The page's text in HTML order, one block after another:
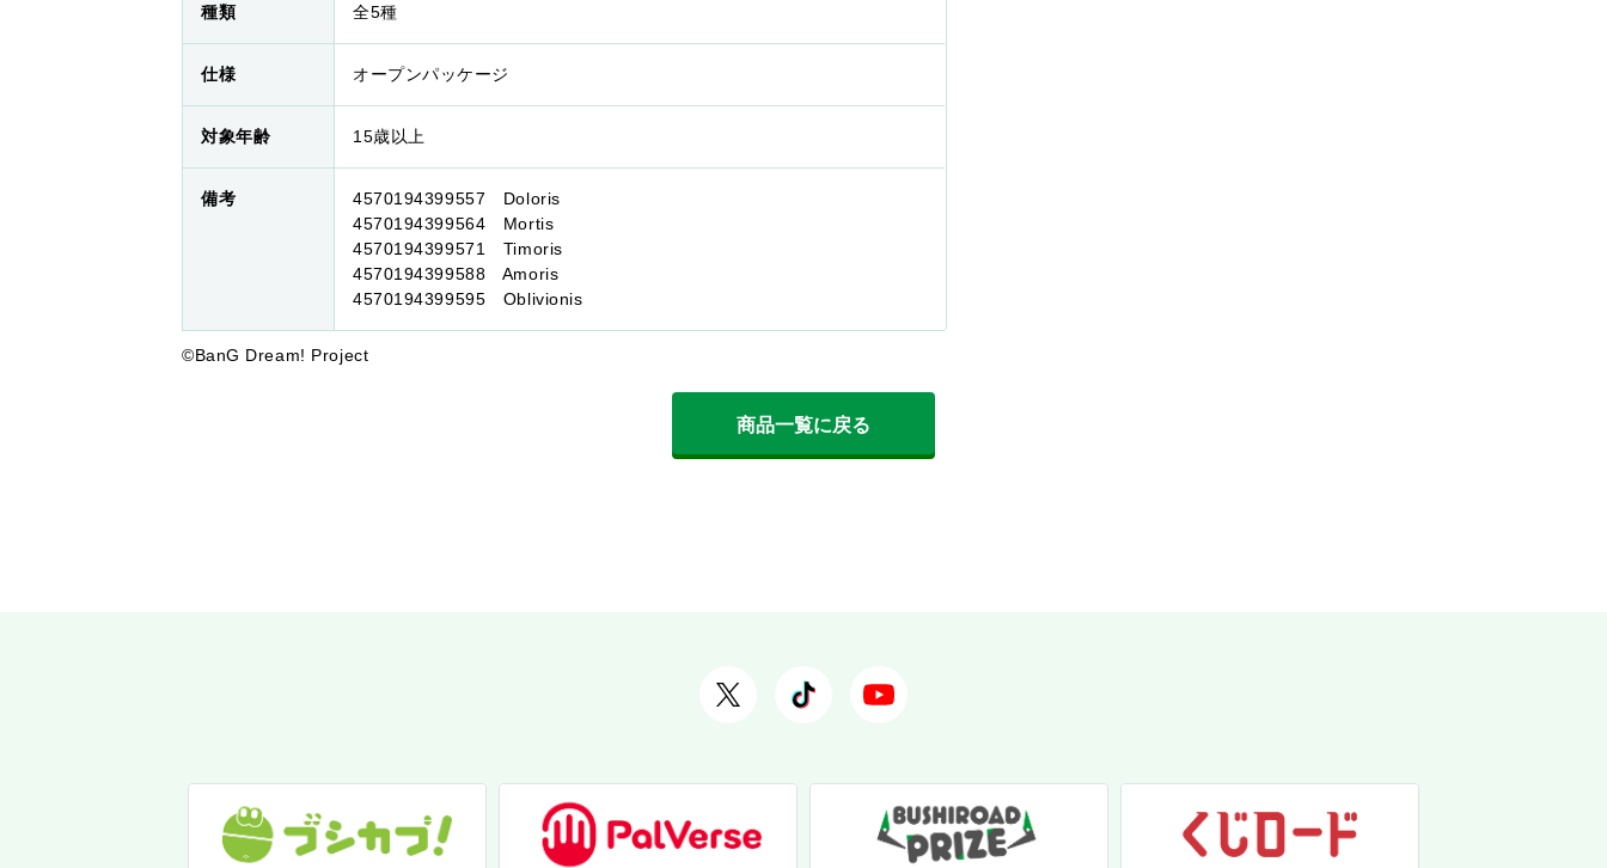
種類 全5種
仕様 オープンパッケージ
対象年齢 15歳以上
備考
4570194399557 Doloris
4570194399564 Mortis
4570194399571 Timoris
4570194399588 Amoris
4570194399595 Oblivionis
©BanG Dream! Project
商品一覧に戻る